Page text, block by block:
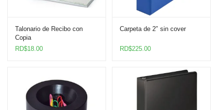
Talonario de Recibo con
Copia
RD$18.00
Carpeta de 2″ sin cover
RD$225.00